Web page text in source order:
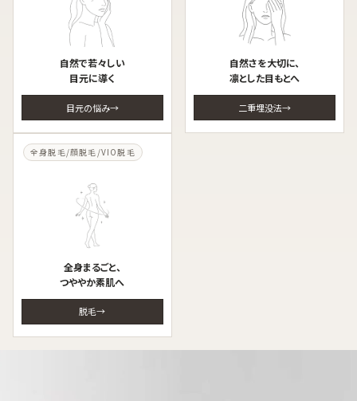
自然で若々しい
目元に導く
目元の悩み
自然さを大切に、
凛とした目もとへ
二重埋没法
全身脱毛/顔脱毛/VIO脱毛
全身まるごと、
つややか素肌へ
脱毛